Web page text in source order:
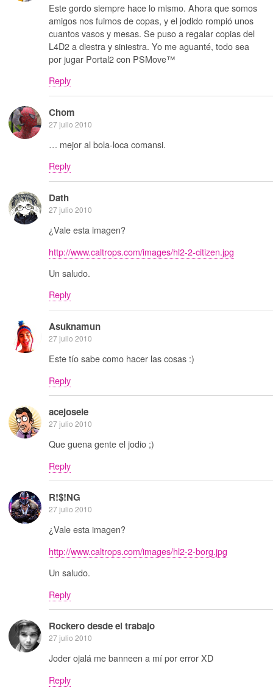
Este gordo siempre hace lo mismo. Ahora que somos
amigos nos fuimos de copas, y el jodido rompió unos
cuantos vasos y mesas. Se puso a regalar copias del
L4D2 a diestra y siniestra. Yo me aguanté, todo sea
por jugar Portal2 con PSMove™
Reply
Chom
27 julio 2010
… mejor al bola-loca comansi.
Reply
Dath
27 julio 2010
¿Vale esta imagen?
http://www.caltrops.com/images/hl2-2-citizen.jpg
Un saludo.
Reply
Asuknamun
27 julio 2010
Este tío sabe como hacer las cosas :)
Reply
acejosele
27 julio 2010
Que guena gente el jodio ;)
Reply
R!$!NG
27 julio 2010
¿Vale esta imagen?
http://www.caltrops.com/images/hl2-2-borg.jpg
Un saludo.
Reply
Rockero desde el trabajo
27 julio 2010
Joder ojalá me banneen a mí por error XD
Reply